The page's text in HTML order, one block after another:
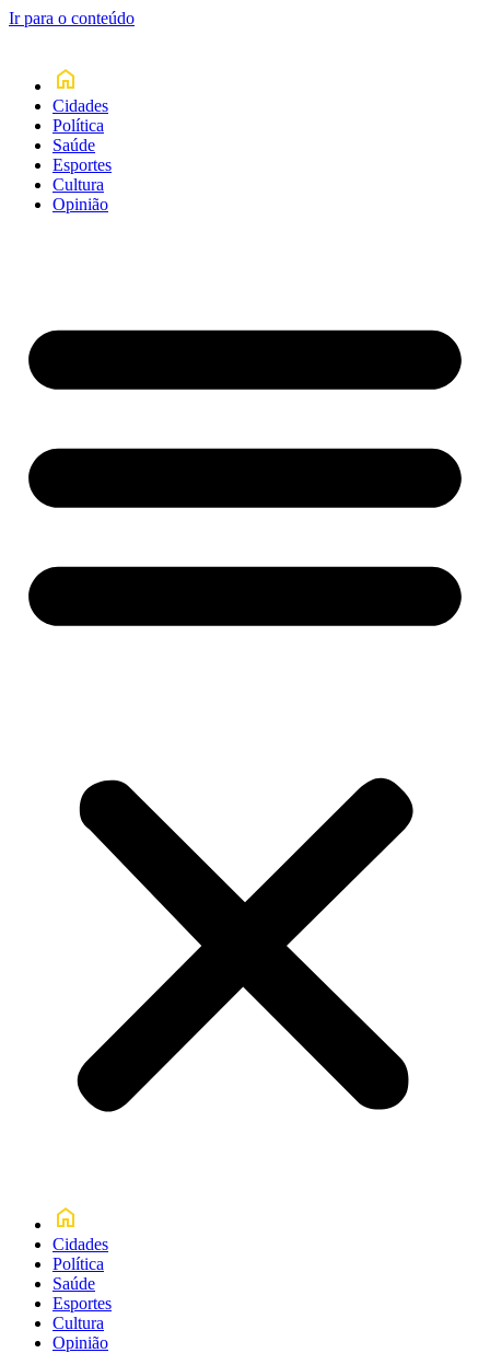
Ir para o conteúdo
Cidades
Política
Saúde
Esportes
Cultura
Opinião
Cidades
Política
Saúde
Esportes
Cultura
Opinião